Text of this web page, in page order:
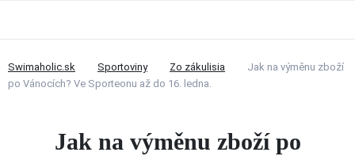
Swimaholic.sk Sportoviny Zo zákulisia
Jak na výměnu zboží
po Vánocích? Ve Sporteonu až do 16. ledna.
Jak na výměnu zboží po